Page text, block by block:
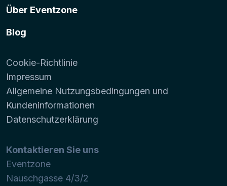
Über Eventzone
Blog
Cookie-Richtlinie
Impressum
Allgemeine Nutzungsbedingungen und
Kundeninformationen
Datenschutzerklärung
Kontaktieren Sie uns
Eventzone
Nauschgasse 4/3/2